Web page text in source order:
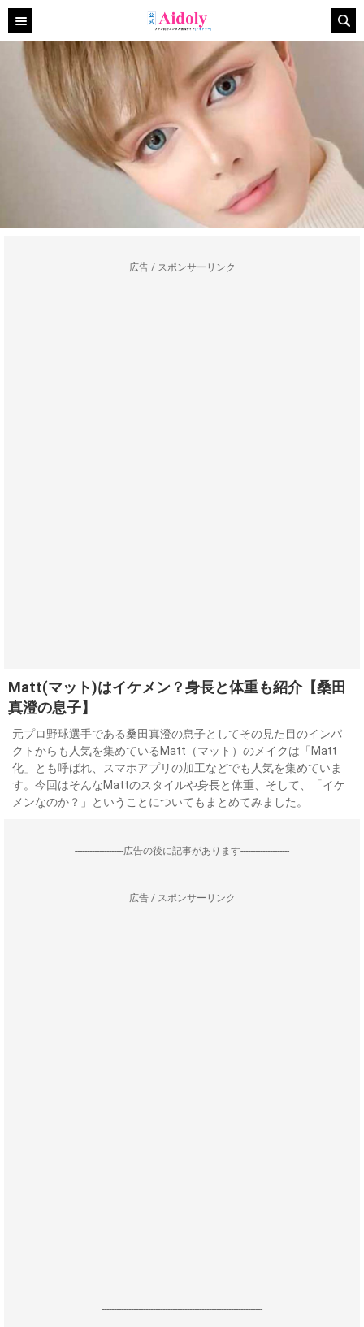
広告 / スポンサーリンク
Matt(マット)はイケメン？身長と体重も紹介【桑田
真澄の息子】
元プロ野球選手である桑田真澄の息子としてその見た目のインパ
クトからも人気を集めているMatt（マット）のメイクは「Matt
化」とも呼ばれ、スマホアプリの加工などでも人気を集めていま
す。今回はそんなMattのスタイルや身長と体重、そして、「イケ
メンなのか？」ということについてもまとめてみました。
--------------------広告の後に記事があります--------------------
広告 / スポンサーリンク
------------------------------------------------------------------